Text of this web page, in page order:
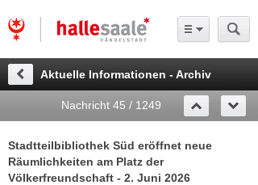
Aktuelle Informationen - Archiv
Nachricht 45 / 1249
Stadtteilbibliothek Süd eröffnet neue
Räumlichkeiten am Platz der
Völkerfreundschaft - 2. Juni 2026